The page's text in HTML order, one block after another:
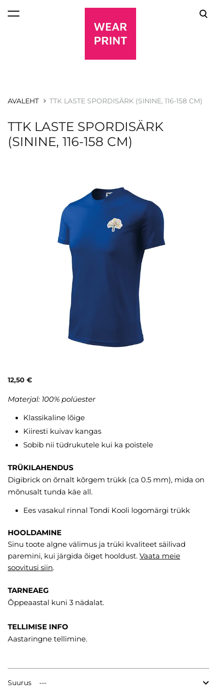
lisati ostukorvi.
AVALEHT TTK LASTE SPORDISÄRK (SININE, 116-158 CM)
TTK LASTE SPORDISÄRK
(SININE, 116-158 CM)
12,50 €
Materjal: 100% polüester
Klassikaline lõige
Kiiresti kuivav kangas
Sobib nii tüdrukutele kui ka poistele
TRÜKILAHENDUS
Digibrick on õrnalt kõrgem trükk (ca 0.5 mm), mida on
mõnusalt tunda käe all.
Ees vasakul rinnal Tondi Kooli logomärgi trükk
HOOLDAMINE
Sinu toote algne välimus ja trüki kvaliteet säilivad
paremini, kui järgida õiget hooldust. Vaata meie
soovitusi siin.
TARNEAEG
Õppeaastal kuni 3 nädalat.
TELLIMISE INFO
Aastaringne tellimine.
Suurus